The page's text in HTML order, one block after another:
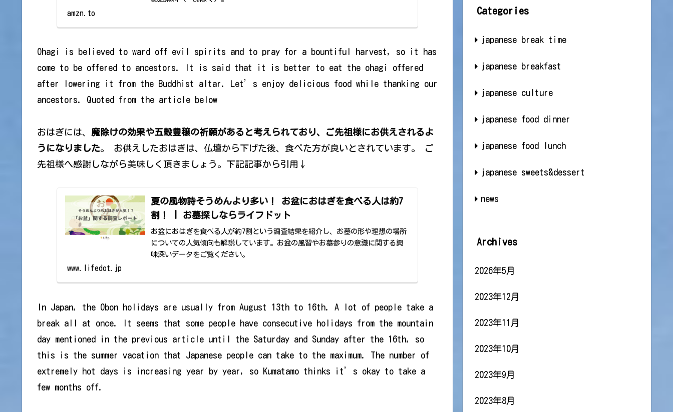
amzn.to
Ohagi is believed to ward off evil spirits and to pray for a bountiful harvest, so it has
come to be offered to ancestors. It is said that it is better to eat the ohagi offered
after lowering it from the Buddhist altar. Let’s enjoy delicious food while thanking our
ancestors. Quoted from the article below
おはぎには、 魔除けの効果や五穀豊穣の祈願があると考えられており、ご先祖様にお供えされるよ
うになりました。 お供えしたおはぎは、仏壇から下げた後、食べた方が良いとされています。 ご
先祖様へ感謝しながら美味しく頂きましょう。下記記事から引用↓
夏の風物詩そうめんより多い！ お盆におはぎを食べる人は約7
割！ | お墓探しならライフドット
お盆におはぎを食べる人が約7割という調査結果を紹介し、お墓の形や理想の場所
についての人気傾向も解説しています。お盆の風習やお墓参りの意識に関する興
味深いデータをご覧ください。
www.lifedot.jp
In Japan, the Obon holidays are usually from August 13th to 16th. A lot of people take a
break all at once. It seems that some people have consecutive holidays from the mountain
day mentioned in the previous article until the Saturday and Sunday after the 16th, so
this is the summer vacation that Japanese people can take to the maximum. The number of
extremely hot days is increasing year by year, so Kumatamo thinks it’s okay to take a
few months off.
Categories
japanese break time
japanese breakfast
japanese culture
japanese food dinner
japanese food lunch
japanese sweets&dessert
news
Archives
2026年5月
2023年12月
2023年11月
2023年10月
2023年9月
2023年8月